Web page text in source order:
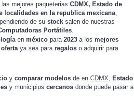
mejores paqueterias CDMX, Estado de
localidades en la republica mexicana,
de su stock salen de nuestras
Portátiles.
en méxico para 2023 a los mejores
oferta ya sea para regalos o adquirir para
y comparar modelos de en CDMX
Estado
y municipios cercanos donde puede pasar a